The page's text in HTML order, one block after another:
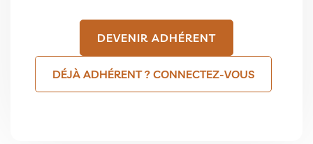
DEVENIR ADHÉRENT
DÉJÀ ADHÉRENT ? CONNECTEZ-VOUS